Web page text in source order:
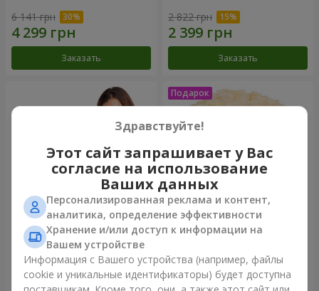
6 141 грн
Заказать
2 822 грн
Заказать
151 красная роза
16 180 грн
Букет "Очей очарованье"
3 499 грн
Здравствуйте!
Этот сайт запрашивает у Вас
согласие на использование
Ваших данных
Персонализированная реклама и контент,
аналитика, определение эффективности
Хранение и/или доступ к информации на
Вашем устройстве
Информация с Вашего устройства (например, файлы
cookie и уникальные идентификаторы) будет доступна